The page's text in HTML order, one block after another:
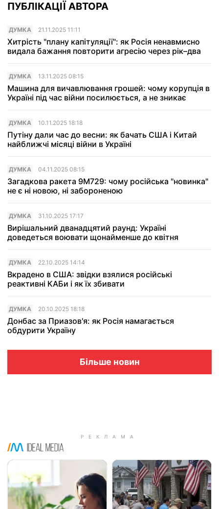
ПУБЛІКАЦІЇ АВТОРА
ДУМКА 21.11.2025 11:11
Хитрість "плану капітуляції": як Росія ненавмисно
видала бажання повторити агресію через рік–два
ДУМКА 13.11.2025 08:15
Машина для вичавлювання грошей: чому корупція в
Україні під час війни посилюється, а не зникає
ДУМКА 10.11.2025 18:18
Путіну дали час до весни: як бачать США і Китай
найближчі місяці війни в Україні
ДУМКА 04.11.2025 08:15
Загадкова ракета 9М729: чому російська "новинка"
не є ні новою, ні забороненою
ДУМКА 31.10.2025 17:17
Вирішальний дванадцятий раунд: Україні
доведеться воювати щонайменше до квітня
ДУМКА 22.10.2025 14:14
Вкрадено в США: звідки взялися російські
реактивні КАБи і як їх збивати
ДУМКА 20.10.2025 18:18
Донбас за Приазов'я: як Росія намагається
обдурити Україну
Більше новин